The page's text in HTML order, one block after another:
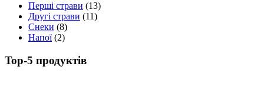
Перші страви (13)
Другі страви (11)
Снеки (8)
Напої (2)
Top-5 продуктів